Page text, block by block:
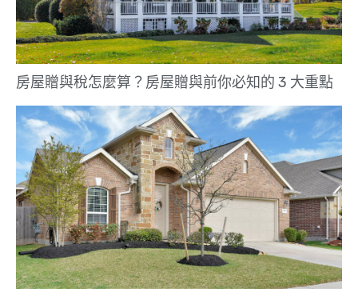
房屋贈與稅怎麼算？房屋贈與前你必知的 3 大重點